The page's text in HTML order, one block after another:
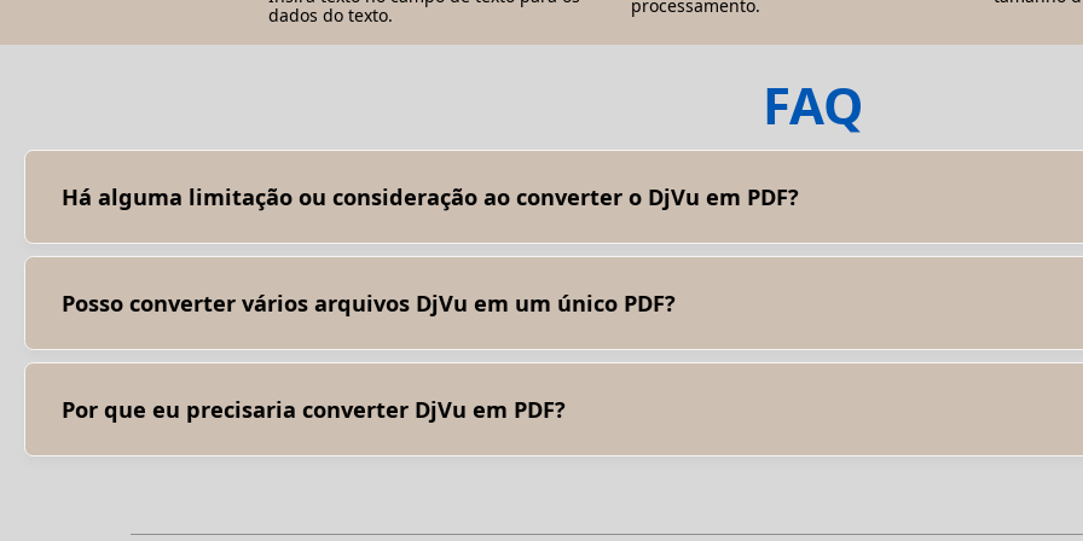
dados do texto.
processamento.
FAQ
Há alguma limitação ou consideração ao converter o DjVu em PDF?
de compressão. Os PDFs resultantes podem ser maiores em tamanho. Formatação complexa: os arquivos DjVu podem
Posso converter vários arquivos DjVu em um único PDF?
Por que eu precisaria converter DjVu em PDF?
do que o DjVu. Compartilhamento de documentos: os PDFs são comumente usados para compartilhar documentos,